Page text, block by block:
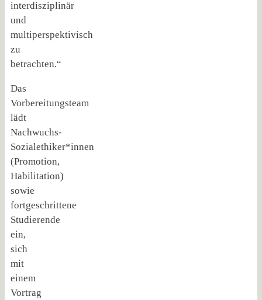
interdisziplinär
und
multiperspektivisch
zu
betrachten.“
Das
Vorbereitungsteam
lädt
Nachwuchs-
Sozialethiker*innen
(Promotion,
Habilitation)
sowie
fortgeschrittene
Studierende
ein,
sich
mit
einem
Vortrag